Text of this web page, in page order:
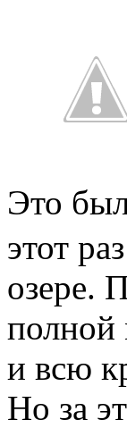
Это
этот
озере.
полной
и всю
Но за